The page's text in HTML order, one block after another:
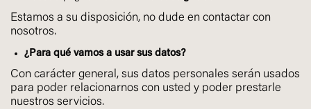
Estamos a su disposición, no dude en contactar con
nosotros.
¿Para qué vamos a usar sus datos?
Con carácter general, sus datos personales serán usados
para poder relacionarnos con usted y poder prestarle
nuestros servicios.